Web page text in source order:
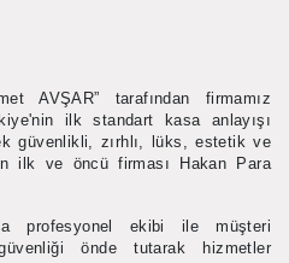
AVŞAR” tarafından firmamız
ilk standart kasa anlayışı
güvenlikli, zırhlı, lüks, estetik ve
ilk ve öncü firması Hakan Para
profesyonel ekibi ile müşteri
önde tutarak hizmetler